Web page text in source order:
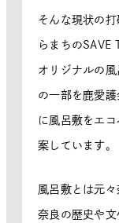
そんな現状の
らまちのSAVE
オリジナルの
の一部を鹿愛
に風呂敷をエ
案しています。
風呂敷とは元々
奈良の歴史や